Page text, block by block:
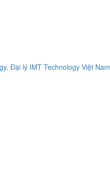
Đại lý IMT Technology Việt Nam